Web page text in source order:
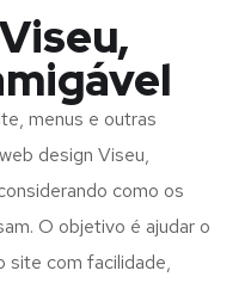
menus e outras
design Viseu,
como os
O objetivo é ajudar o
site com facilidade,